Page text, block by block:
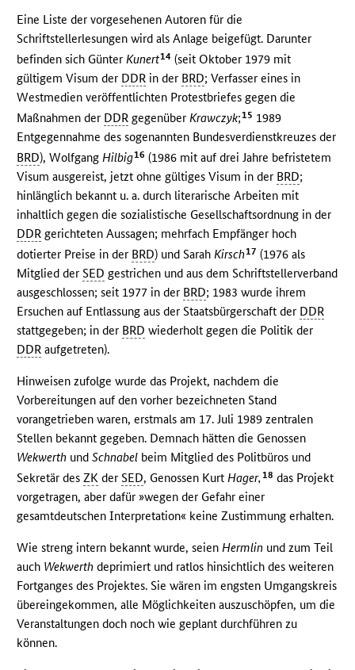
Eine Liste der vorgesehenen Autoren für die
Schriftstellerlesungen wird als Anlage beigefügt. Darunter
befinden sich GünterKunert14 (seit Oktober 1979 mit
gültigem Visum der DDR in der BRD; Verfasser eines in
Westmedien veröffentlichten Protestbriefes gegen die
Maßnahmen der DDR gegenüberKrawczyk;15 1989
Entgegennahme des sogenannten Bundesverdienstkreuzes der
BRD), WolfgangHilbig16 (1986 mit auf drei Jahre befristetem
Visum ausgereist, jetzt ohne gültiges Visum in der BRD;
hinlänglich bekannt u. a. durch literarische Arbeiten mit
inhaltlich gegen die sozialistische Gesellschaftsordnung in der
DDR gerichteten Aussagen; mehrfach Empfänger hoch
dotierter Preise in der BRD) und SarahKirsch17 (1976 als
Mitglied derSED gestrichen und aus dem Schriftstellerverband
ausgeschlossen; seit 1977 in der BRD; 1983 wurde ihrem
Ersuchen auf Entlassung aus der Staatsbürgerschaft der DDR
stattgegeben; in der BRD wiederholt gegen die Politik der
DDR aufgetreten).
Hinweisen zufolge wurde das Projekt, nachdem die
Vorbereitungen auf den vorher bezeichneten Stand
vorangetrieben waren, erstmals am 17. Juli 1989 zentralen
Stellen bekannt gegeben. Demnach hätten die Genossen
Wekwerth undSchnabel beim Mitglied des Politbüros und
Sekretär desZK derSED, Genossen Kurt Hager, 18 das Projekt
vorgetragen, aber dafür »wegen der Gefahr einer
gesamtdeutschen Interpretation« keine Zustimmung erhalten.
Wie streng intern bekannt wurde, seien Hermlin und zum Teil
auch Wekwerth deprimiert und ratlos hinsichtlich des weiteren
Fortganges des Projektes. Sie wären im engsten Umgangskreis
übereingekommen, alle Möglichkeiten auszuschöpfen, um die
Veranstaltungen doch noch wie geplant durchführen zu
können.